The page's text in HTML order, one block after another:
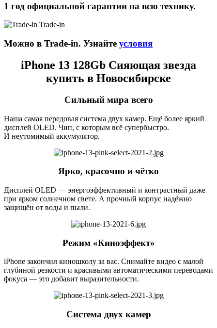
1 год официальной гарантии на всю технику.
Trade-in
Можно в Trade-in. Узнайте условия
iPhone 13 128Gb Сияющая звезда
купить в Новосибирске
Сильный мира всего
Наша самая передовая система двух камер. Ещё более яркий
дисплей OLED. Чип, с которым всё супербыстро.
И неутомимый аккумулятор.
Ярко, красочно и чётко
Дисплей OLED — энергоэффективный и контрастный даже
при ярком солнечном свете. А прочный корпус надёжно
защищён от воды и пыли.
Режим «Киноэффект»
iPhone закончил киношколу за вас. Снимайте видео с малой
глубиной резкости и красивыми автоматическими переводами
фокуса — это добавит выразительности.
Система двух камер